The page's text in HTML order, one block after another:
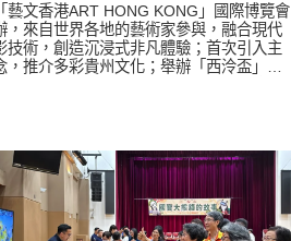
藝文香港ART HONG KONG」國際博覽會
，來自世界各地的藝術家參與，融合現代
技術，創造沉浸式非凡體驗；首次引入主
，推介多彩貴州文化；舉辦「西泠盃」全